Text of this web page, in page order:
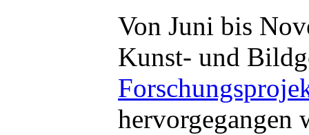
Von Juni bis
Kunst- und
hervorgegangen